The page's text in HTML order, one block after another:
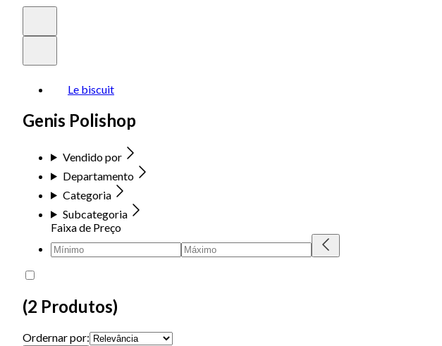
Le biscuit
Genis Polishop
Vendido por
Departamento
Categoria
Subcategoria
Faixa de Preço
(2 Produtos)
Ordernar por: